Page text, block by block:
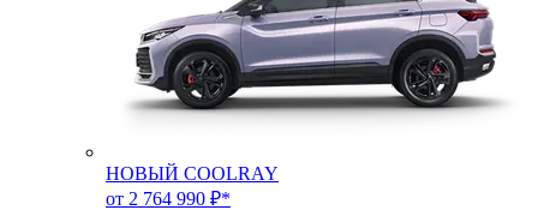
НОВЫЙ COOLRAY
от 2 764 990 ₽*